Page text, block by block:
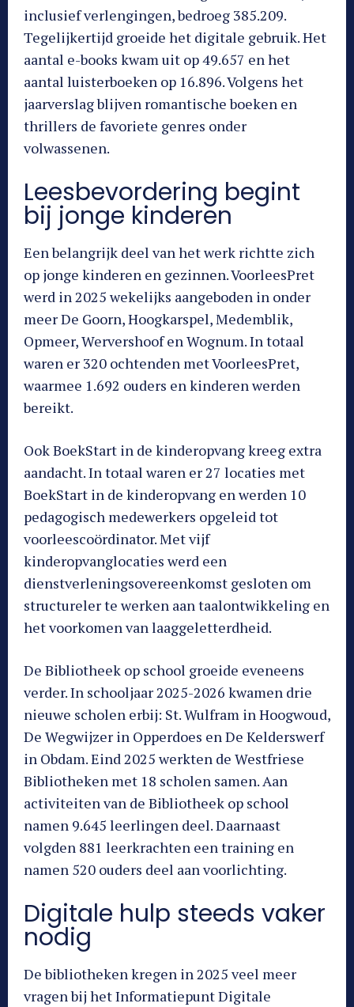
inclusief verlengingen, bedroeg 385.209.
Tegelijkertijd groeide het digitale gebruik. Het
aantal e-books kwam uit op 49.657 en het
aantal luisterboeken op 16.896. Volgens het
jaarverslag blijven romantische boeken en
thrillers de favoriete genres onder
volwassenen.
Leesbevordering begint
bij jonge kinderen
Een belangrijk deel van het werk richtte zich
op jonge kinderen en gezinnen. VoorleesPret
werd in 2025 wekelijks aangeboden in onder
meer De Goorn, Hoogkarspel, Medemblik,
Opmeer, Wervershoof en Wognum. In totaal
waren er 320 ochtenden met VoorleesPret,
waarmee 1.692 ouders en kinderen werden
bereikt.
Ook BoekStart in de kinderopvang kreeg extra
aandacht. In totaal waren er 27 locaties met
BoekStart in de kinderopvang en werden 10
pedagogisch medewerkers opgeleid tot
voorleescoördinator. Met vijf
kinderopvanglocaties werd een
dienstverleningsovereenkomst gesloten om
structureler te werken aan taalontwikkeling en
het voorkomen van laaggeletterdheid.
De Bibliotheek op school groeide eveneens
verder. In schooljaar 2025-2026 kwamen drie
nieuwe scholen erbij: St. Wulfram in Hoogwoud,
De Wegwijzer in Opperdoes en De Kelderswerf
in Obdam. Eind 2025 werkten de Westfriese
Bibliotheken met 18 scholen samen. Aan
activiteiten van de Bibliotheek op school
namen 9.645 leerlingen deel. Daarnaast
volgden 881 leerkrachten een training en
namen 520 ouders deel aan voorlichting.
Digitale hulp steeds vaker
nodig
De bibliotheken kregen in 2025 veel meer
vragen bij het Informatiepunt Digitale